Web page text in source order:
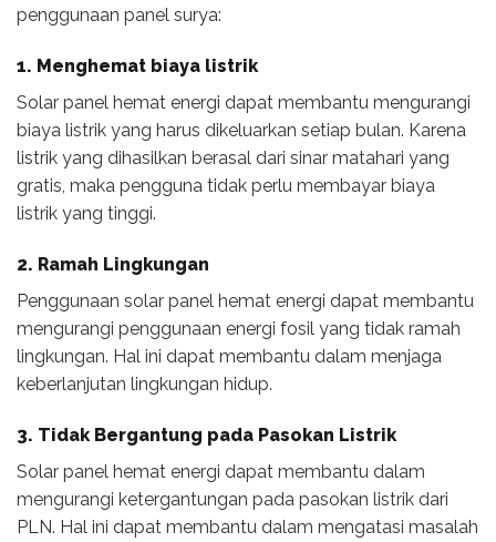
penggunaan panel surya:
1. Menghemat biaya listrik
Solar panel hemat energi dapat membantu mengurangi
biaya listrik yang harus dikeluarkan setiap bulan. Karena
listrik yang dihasilkan berasal dari sinar matahari yang
gratis, maka pengguna tidak perlu membayar biaya
listrik yang tinggi.
2. Ramah Lingkungan
Penggunaan solar panel hemat energi dapat membantu
mengurangi penggunaan energi fosil yang tidak ramah
lingkungan. Hal ini dapat membantu dalam menjaga
keberlanjutan lingkungan hidup.
3. Tidak Bergantung pada Pasokan Listrik
Solar panel hemat energi dapat membantu dalam
mengurangi ketergantungan pada pasokan listrik dari
PLN. Hal ini dapat membantu dalam mengatasi masalah